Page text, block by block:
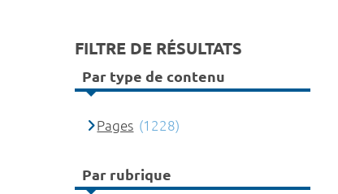
FILTRE DE RÉSULTATS
Par type de contenu
Pages (1228)
Par rubrique